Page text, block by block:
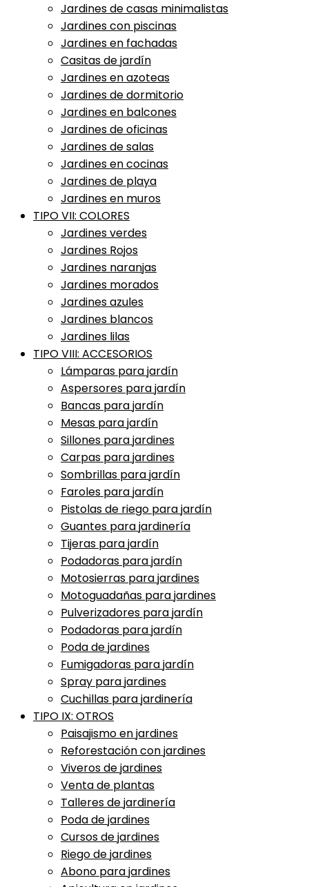
Jardines de casas minimalistas
Jardines con piscinas
Jardines en fachadas
Casitas de jardín
Jardines en azoteas
Jardines de dormitorio
Jardines en balcones
Jardines de oficinas
Jardines de salas
Jardines en cocinas
Jardines de playa
Jardines en muros
TIPO VII: COLORES
Jardines verdes
Jardines Rojos
Jardines naranjas
Jardines morados
Jardines azules
Jardines blancos
Jardines lilas
TIPO VIII: ACCESORIOS
Lámparas para jardín
Aspersores para jardín
Bancas para jardín
Mesas para jardín
Sillones para jardines
Carpas para jardines
Sombrillas para jardín
Faroles para jardín
Pistolas de riego para jardín
Guantes para jardinería
Tijeras para jardín
Podadoras para jardín
Motosierras para jardines
Motoguadañas para jardines
Pulverizadores para jardín
Podadoras para jardín
Poda de jardines
Fumigadoras para jardín
Spray para jardines
Cuchillas para jardinería
TIPO IX: OTROS
Paisajismo en jardines
Reforestación con jardines
Viveros de jardines
Venta de plantas
Talleres de jardinería
Poda de jardines
Cursos de jardines
Riego de jardines
Abono para jardines